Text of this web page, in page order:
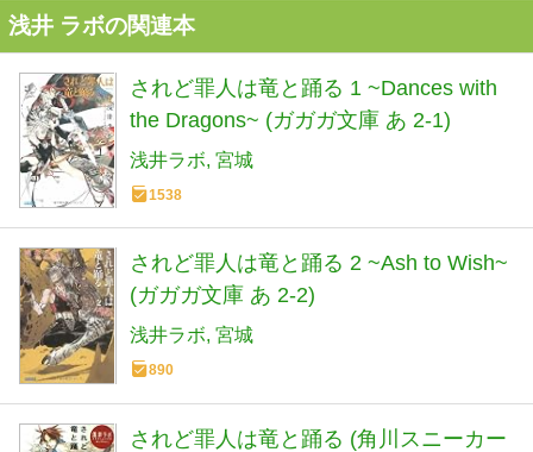
浅井 ラボの関連本
されど罪人は竜と踊る 1 ~Dances with
the Dragons~ (ガガガ文庫 あ 2-1)
浅井ラボ 宮城
1538
されど罪人は竜と踊る 2 ~Ash to Wish~
(ガガガ文庫 あ 2-2)
浅井ラボ 宮城
890
されど罪人は竜と踊る (角川スニーカー